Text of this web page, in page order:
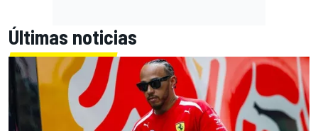
Últimas noticias